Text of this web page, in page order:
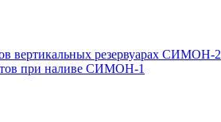
вертикальных резервуарах СИМОН-2
при наливе СИМОН-1